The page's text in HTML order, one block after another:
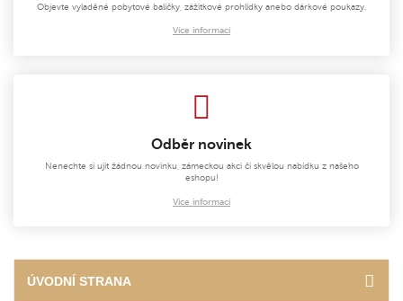
Objevte vyladěné pobytové balíčky, zážitkové prohlídky anebo dárkové poukazy.
Více informací
Odběr novinek
Nenechte si ujít žádnou novinku, zámeckou akci či skvělou nabídku z našeho
eshopu!
Více informací
ÚVODNÍ STRANA